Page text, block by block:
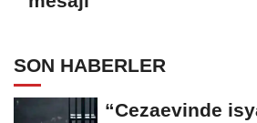
SON HABERLER
“Cezaevinde